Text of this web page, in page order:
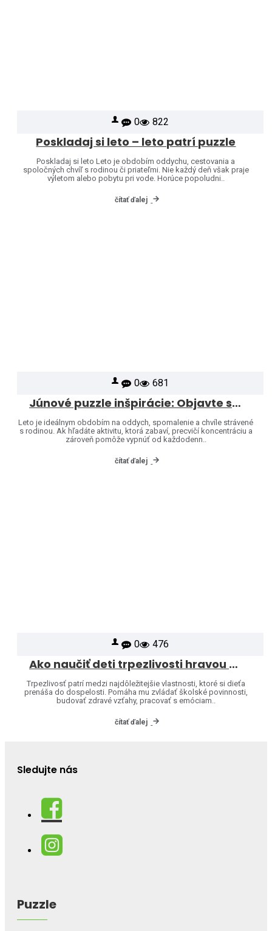
0 822
Poskladaj si leto – leto patrí puzzle
Poskladaj si leto Leto je obdobím oddychu, cestovania a
spoločných chvíľ s rodinou či priateľmi. Nie každý deň však praje
výletom alebo pobytu pri vode. Horúce popoludni..
čítať ďalej
0 681
Júnové puzzle inšpirácie: Objavte svet značiek Heye a Jumbo
Leto je ideálnym obdobím na oddych, spomalenie a chvíle strávené
s rodinou. Ak hľadáte aktivitu, ktorá zabaví, precvičí koncentráciu a
zároveň pomôže vypnúť od každodenn..
čítať ďalej
0 476
Ako naučiť deti trpezlivosti hravou formou
Trpezlivosť patrí medzi najdôležitejšie vlastnosti, ktoré si dieťa
prenáša do dospelosti. Pomáha mu zvládať školské povinnosti,
budovať zdravé vzťahy, pracovať s emóciam..
čítať ďalej
Sledujte nás
Puzzle